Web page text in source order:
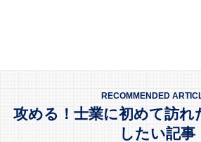
RECOMMENDED
攻める！士業に初めて訪れ
したい記事